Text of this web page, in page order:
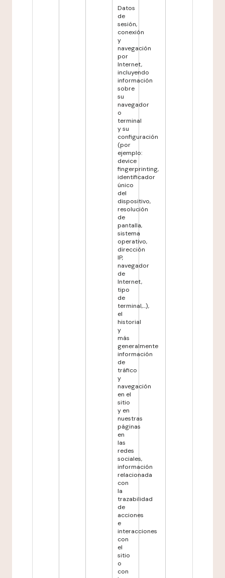
Datos
de
sesión,
conexión
y
navegación
por
Internet,
incluyendo
información
sobre
su
navegador
o
terminal
y su
configuración
(por
ejemplo:
device
fingerprinting,
identificador
único
del
dispositivo,
resolución
de
pantalla,
sistema
operativo,
dirección
IP,
navegador
de
Internet,
tipo
de
terminal,...),
el
historial
y
más
generalmente
información
de
tráfico
y
navegación
en el
sitio
y en
nuestras
páginas
en
las
redes
sociales,
información
relacionada
con
la
trazabilidad
de
acciones
e
interacciones
con
el
sitio
o
con